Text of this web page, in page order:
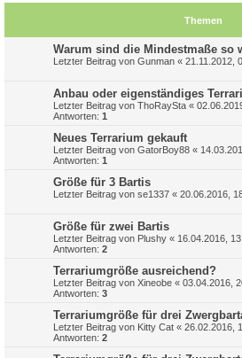
Themen
Warum sind die Mindestmaße so
Letzter Beitrag von Gunman « 21.11.2012,
Anbau oder eigenständiges
Letzter Beitrag von ThoRaySta «
Antworten: 1
Neues Terrarium gekauft
Letzter Beitrag von GatorBoy88 «
Antworten: 1
Größe für 3 Bartis
Letzter Beitrag von se1337 « 20.06.2016,
Größe für zwei Bartis
Letzter Beitrag von Plushy « 16.04.2016,
Antworten: 2
Terrariumgröße ausreichend?
Letzter Beitrag von Xineobe « 03.04.2016,
Antworten: 3
Terrariumgröße für drei
Letzter Beitrag von Kitty Cat « 26.02.2016,
Antworten: 2